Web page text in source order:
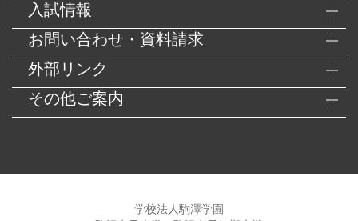
入試情報
お問い合わせ・資料請求
外部リンク
その他ご案内
学校法人駒澤学園